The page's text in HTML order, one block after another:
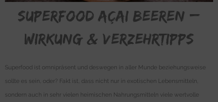
Superfood Açai Beeren –
Wirkung & Verzehrtipps
Superfood ist omnipräsent und deswegen in aller Munde beziehungsweise
sollte es sein, oder? Fakt ist, dass nicht nur in exotischen Lebensmitteln,
sondern auch in sehr vielen heimischen Nahrungsmitteln viele wertvolle